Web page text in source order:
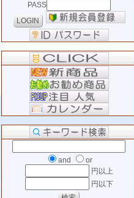
PASS
and
or
円以上
円以下